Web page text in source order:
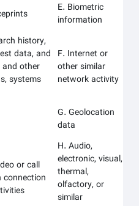
E. Biometric
information
F. Internet or
other similar
network activity
history,
data, and
and other
systems
G. Geolocation
data
H. Audio,
electronic, visual,
thermal,
olfactory, or
similar
or call
connection